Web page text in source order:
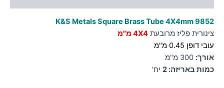
K&S Metals Square Brass Tube 4X4mm9852
צינורית פליז מרובעת 4X4 מ"מ
עובי דופן 0.45 מ"מ
אורך:
כמות באריזה: 2
יח'